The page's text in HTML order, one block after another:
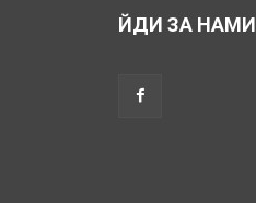
ЙДИ ЗА НАМИ